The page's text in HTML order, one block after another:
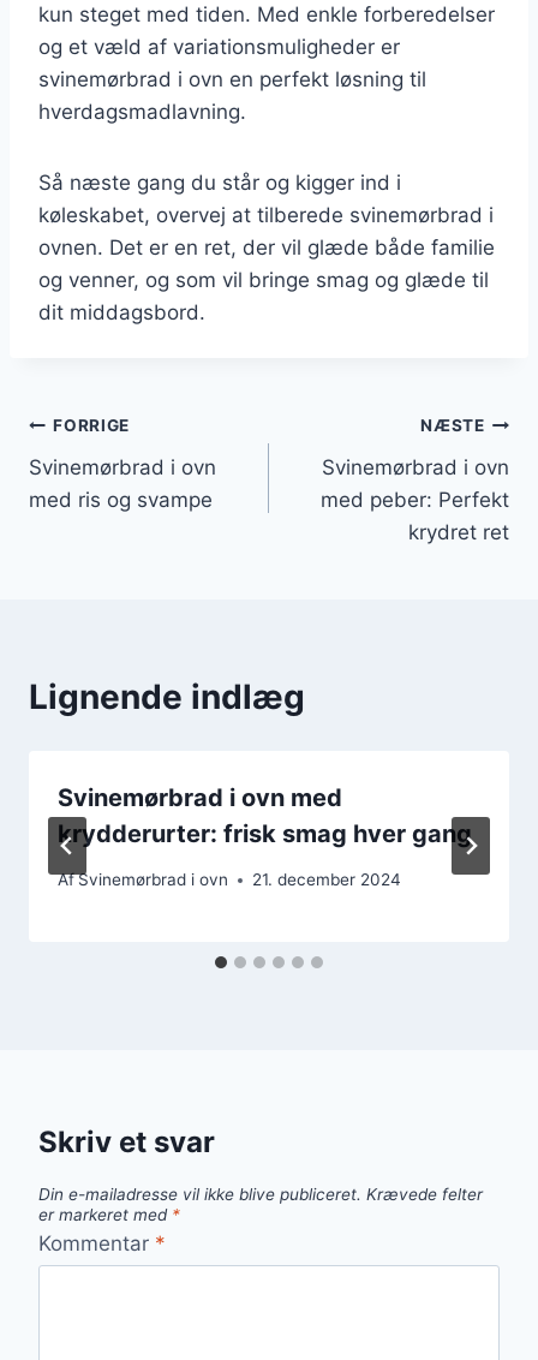
kun steget med tiden. Med enkle forberedelser
og et væld af variationsmuligheder er
svinemørbrad i ovn en perfekt løsning til
hverdagsmadlavning.
Så næste gang du står og kigger ind i
køleskabet, overvej at tilberede svinemørbrad i
ovnen. Det er en ret, der vil glæde både familie
og venner, og som vil bringe smag og glæde til
dit middagsbord.
Indlægsnavigation
FORRIGE
Svinemørbrad i ovn
med ris og svampe
NÆSTE
Svinemørbrad i ovn
med peber: Perfekt
krydret ret
Lignende indlæg
Svinemørbrad i ovn med
krydderurter: frisk smag hver gang
AfSvinemørbrad i ovn 21. december 2024
Skriv et svar
Din e-mailadresse vil ikke blive publiceret. Krævede felter
er markeret med *
Kommentar *